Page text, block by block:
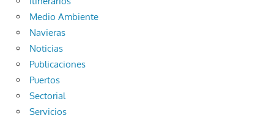
Medio Ambiente
Navieras
Noticias
Publicaciones
Puertos
Sectorial
Servicios